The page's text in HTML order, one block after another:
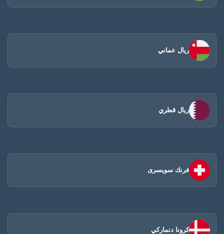
ريال عماني
ريال قطري
فرنك سويسرى
كرونا دنماركي